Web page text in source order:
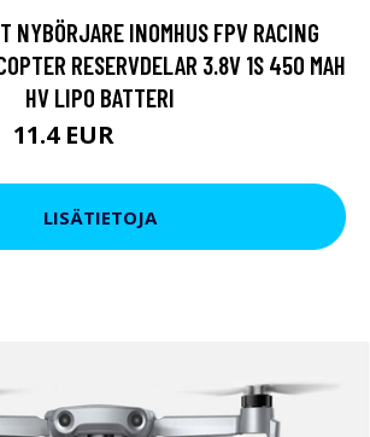
NYBÖRJARE INOMHUS FPV RACING
RESERVDELAR 3.8V 1S 450 MAH
HV LIPO BATTERI
11.4 EUR
LISÄTIETOJA